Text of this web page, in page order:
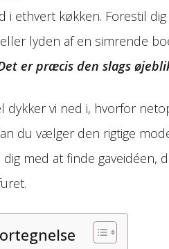
i ethvert køkken. Forestil
lyden af en simrende
er præcis den slags
dykker vi ned i, hvorfor
du vælger den rigtige
med at finde gaveidéen,